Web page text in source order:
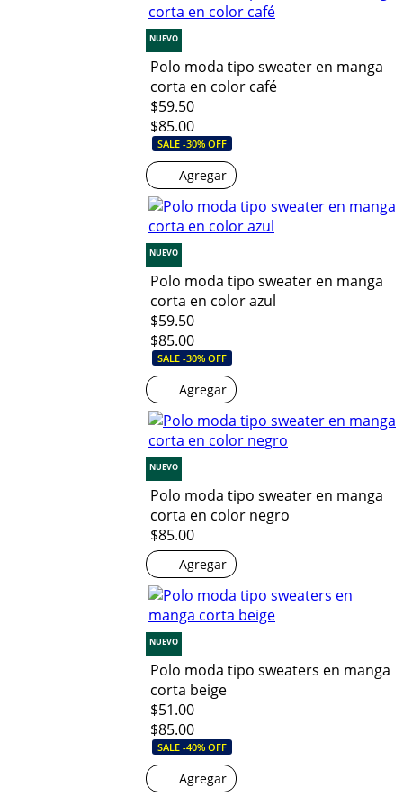
NUEVO
Polo moda tipo sweater en manga
corta en color café
$59.50
$85.00
SALE -30% OFF
Agregar
NUEVO
Polo moda tipo sweater en manga
corta en color azul
$59.50
$85.00
SALE -30% OFF
Agregar
NUEVO
Polo moda tipo sweater en manga
corta en color negro
$85.00
Agregar
NUEVO
Polo moda tipo sweaters en manga
corta beige
$51.00
$85.00
SALE -40% OFF
Agregar